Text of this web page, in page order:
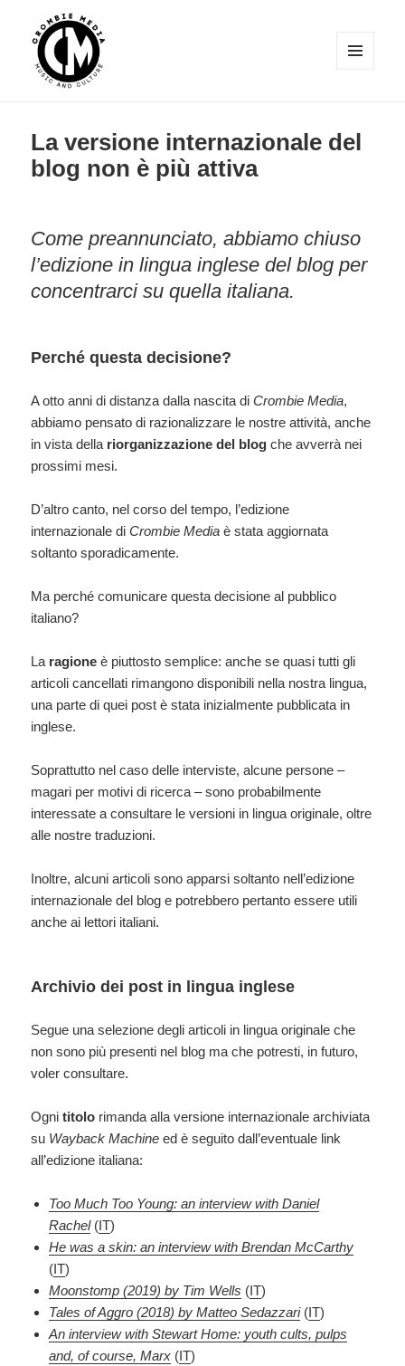
La versione internazionale del
blog non è più attiva
Come preannunciato, abbiamo chiuso
l’edizione in lingua inglese del blog per
concentrarci su quella italiana.
Perché questa decisione?
A otto anni di distanza dalla nascita diCrombie Media,
abbiamo pensato di razionalizzare le nostre attività, anche
in vista della riorganizzazione del blog che avverrà nei
prossimi mesi.
D’altro canto, nel corso del tempo, l’edizione
internazionale diCrombie Media è stata aggiornata
soltanto sporadicamente.
Ma perché comunicare questa decisione al pubblico
italiano?
La ragione è piuttosto semplice: anche se quasi tutti gli
articoli cancellati rimangono disponibili nella nostra lingua,
una parte di quei post è stata inizialmente pubblicata in
inglese.
Soprattutto nel caso delle interviste, alcune persone –
magari per motivi di ricerca – sono probabilmente
interessate a consultare le versioni in lingua originale, oltre
alle nostre traduzioni.
Inoltre, alcuni articoli sono apparsi soltanto nell’edizione
internazionale del blog e potrebbero pertanto essere utili
anche ai lettori italiani.
Archivio dei post in lingua inglese
Segue una selezione degli articoli in lingua originale che
non sono più presenti nel blog ma che potresti, in futuro,
voler consultare.
Ognititolo rimanda alla versione internazionale archiviata
su Wayback Machineed è seguito dall’eventuale link
all’edizione italiana:
Too Much Too Young: an interview with Daniel
Rachel (IT)
He was a skin: an interview with Brendan McCarthy
(IT)
Moonstomp (2019) by Tim Wells (IT)
Tales of Aggro (2018) by Matteo Sedazzari(IT)
An interview with Stewart Home: youth cults, pulps
and, of course, Marx (IT)